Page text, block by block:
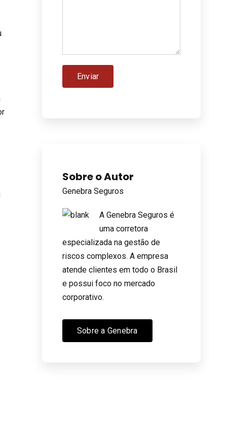
Sobre o Autor
Genebra Seguros
A Genebra Seguros é
uma corretora
especializada na gestão de
riscos complexos. A empresa
atende clientes em todo o Brasil
e possui foco no mercado
corporativo.
Sobre a Genebra